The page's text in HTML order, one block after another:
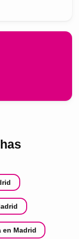
en Madrid